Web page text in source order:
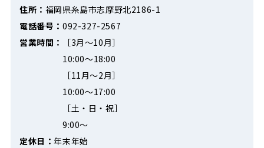
住所： 福岡県糸島市志摩野北2186-1
電話番号： 092-327-2567
営業時間：
［3月～10月］
10:00～18:00
［11月～2月］
10:00～17:00
［土・日・祝］
9:00～
定休日：年末年始